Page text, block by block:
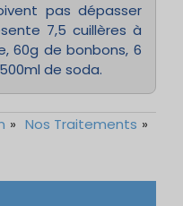
pas dépasser
7,5 cuillères à
60g de bonbons, 6
de soda.
» Nos Traitements »